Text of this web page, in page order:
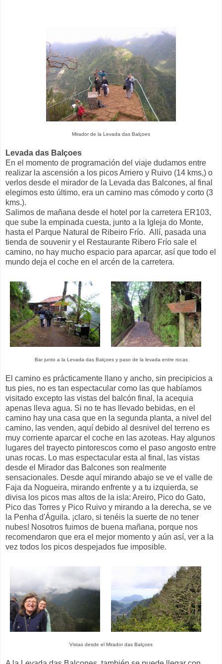
Mirador de la Levada das Balçoes
Levada das Balçoes
En el momento de programación del viaje dudamos entre
realizar la ascensión a los picos Arriero y Ruivo (14 kms,) o
verlos desde el mirador de la Levada das Balcones, al final
elegimos esto último, era un camino mas cómodo y corto (3
kms.).
Salimos de mañana desde el hotel por la carretera ER103,
que sube la empinada cuesta, junto a la Igleja do Monte,
hasta el Parque Natural de Ribeiro Frío. Allí, pasada una
tienda de souvenir y el Restaurante Ribero Frío sale el
camino, no hay mucho espacio para aparcar, así que todo el
mundo deja el coche en el arcén de la carretera.
Bar junto a la Levada das Balçoes y paso de la levada entre rocas
El camino es prácticamente llano y ancho, sin precipicios a
tus pies, no es tan espectacular como las que habíamos
visitado excepto las vistas del balcón final, la acequia
apenas lleva agua. Si no te has llevado bebidas, en el
camino hay una casa que en la segunda planta, a nivel del
camino, las venden, aquí debido al desnivel del terreno es
muy corriente aparcar el coche en las azoteas. Hay algunos
lugares del trayecto pintorescos como el paso angosto entre
unas rocas. Lo mas espectacular esta al final, las vistas
desde el Mirador das Balcones son realmente
sensacionales. Desde aquí mirando abajo se ve el valle de
Faja da Nogueira, mirando enfrente y a tu izquierda, se
divisa los picos mas altos de la isla: Areiro, Pico do Gato,
Pico das Torres y Pico Ruivo y mirando a la derecha, se ve
la Penha d'Águila. ¡claro, si tenéis la suerte de no tener
nubes! Nosotros fuimos de buena mañana, porque nos
recomendaron que era el mejor momento y aún así, ver a la
vez todos los picos despejados fue imposible.
Vistas desde el Mirador das Balçoes